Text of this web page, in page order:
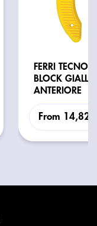
FERRI
BLOCK
ANTERIORE
From 14,82